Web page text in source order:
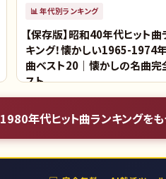
📊 年代別ランキング
【保存版】昭和40年代ヒット曲
キング！懐かしい1965-1974
曲ベスト20｜懐かしの名曲完
スト
1980年代ヒット曲ランキングを